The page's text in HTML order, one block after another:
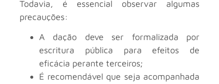
Todavia, é essencial observar algumas
precauções:
A dação deve ser formalizada por
escritura pública para efeitos de
eficácia perante terceiros;
É recomendável que seja acompanhada